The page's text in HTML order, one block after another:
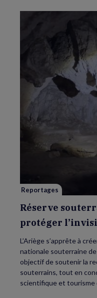
Reportages
Réserve
protéger
L’Ariège s’apprête à
nationale souterraine
objectif de soutenir la
souterrains, tout en
scientifique et tourisme